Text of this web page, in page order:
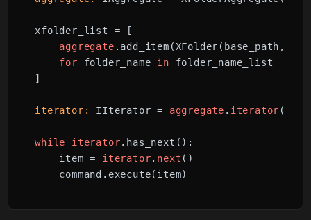
xfolder_list = [
aggregate .add_item(XFolder(base_path,
for folder_name in folder_name_list
]
iterator: IIterator = aggregate . iterator ()
while iterator.has_next():
item = iterator. next ()
command.execute(item)